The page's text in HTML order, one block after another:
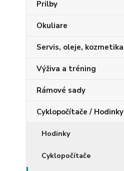
Prilby
Okuliare
Servis, oleje, kozmetika
Výživa a tréning
Rámové sady
Cyklopočítače / Hodinky
Hodinky
Cyklopočítače